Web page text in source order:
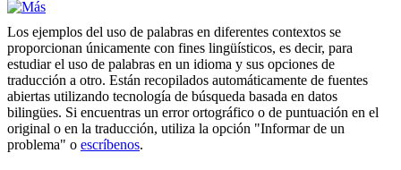
Los ejemplos del uso de palabras en diferentes contextos se
proporcionan únicamente con fines lingüísticos, es decir, para
estudiar el uso de palabras en un idioma y sus opciones de
traducción a otro. Están recopilados automáticamente de fuentes
abiertas utilizando tecnología de búsqueda basada en datos
bilingües. Si encuentras un error ortográfico o de puntuación en el
original o en la traducción, utiliza la opción "Informar de un
problema" o escríbenos.